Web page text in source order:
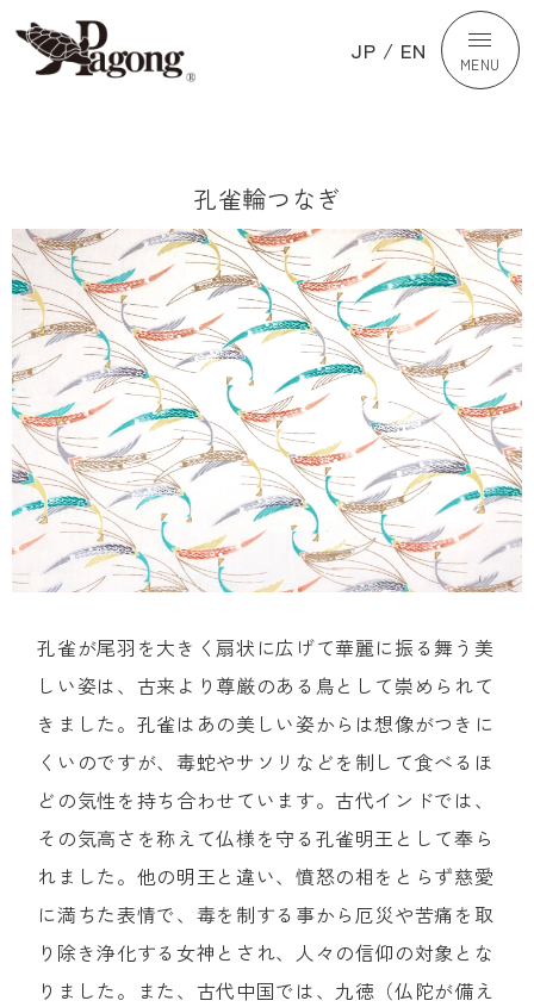
JP / EN MENU
孔雀輪つなぎ
孔雀が尾羽を大きく扇状に広げて華麗に振る舞う美
しい姿は、古来より尊厳のある鳥として崇められて
きました。孔雀はあの美しい姿からは想像がつきに
くいのですが、毒蛇やサソリなどを制して食べるほ
どの気性を持ち合わせています。古代インドでは、
その気高さを称えて仏様を守る孔雀明王として奉ら
れました。他の明王と違い、憤怒の相をとらず慈愛
に満ちた表情で、毒を制する事から厄災や苦痛を取
り除き浄化する女神とされ、人々の信仰の対象とな
りました。また、古代中国では、九徳（仏陀が備え